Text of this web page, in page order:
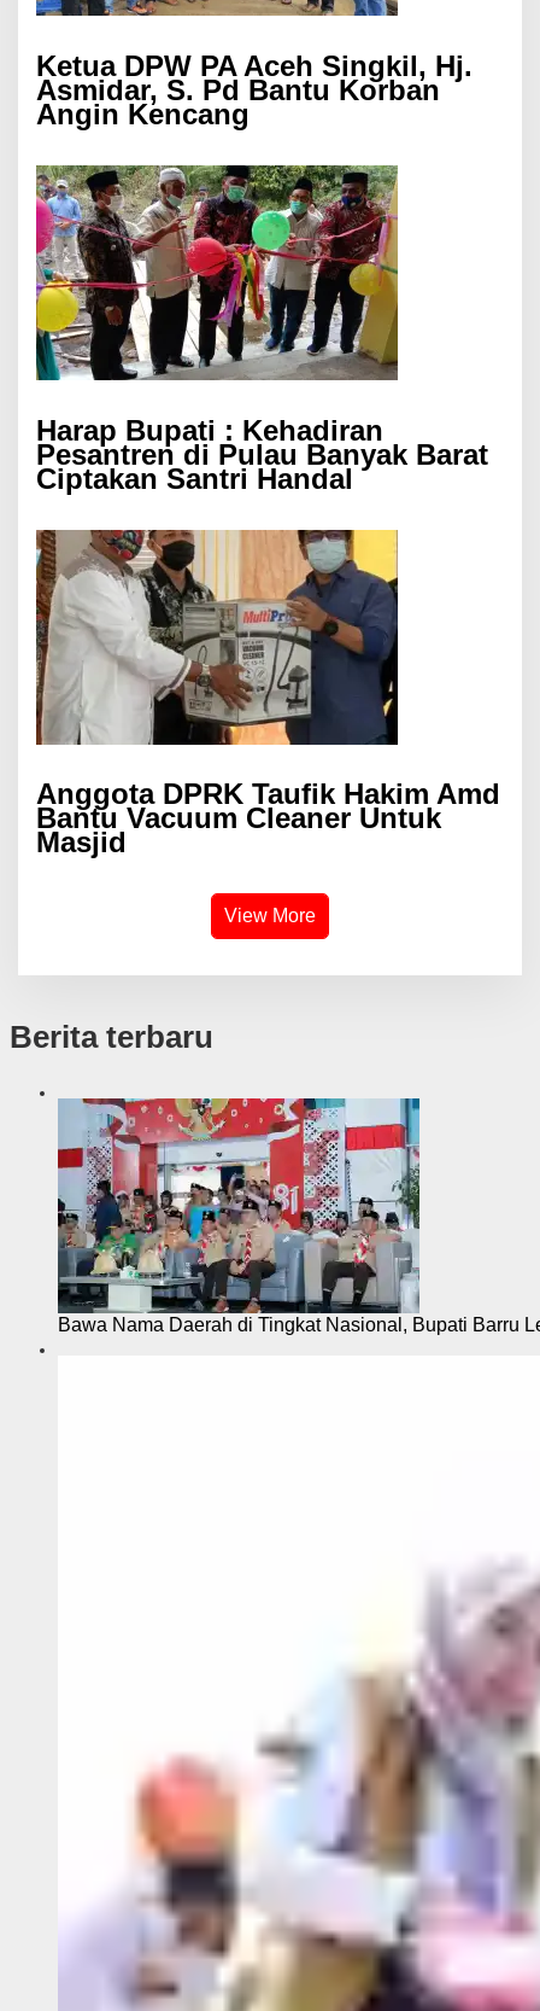
Ketua DPW PA Aceh Singkil, Hj.
Asmidar, S. Pd Bantu Korban
Angin Kencang
Harap Bupati : Kehadiran
Pesantren di Pulau Banyak Barat
Ciptakan Santri Handal
Anggota DPRK Taufik Hakim Amd
Bantu Vacuum Cleaner Untuk
Masjid
View More
Berita terbaru
Bawa Nama Daerah di Tingkat Nasional, Bupati Barru